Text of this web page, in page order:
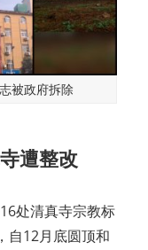
被政府拆除
遭整改
处清真寺宗教标
自12月底圆顶和